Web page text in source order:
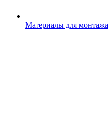
Материалы для монтажа